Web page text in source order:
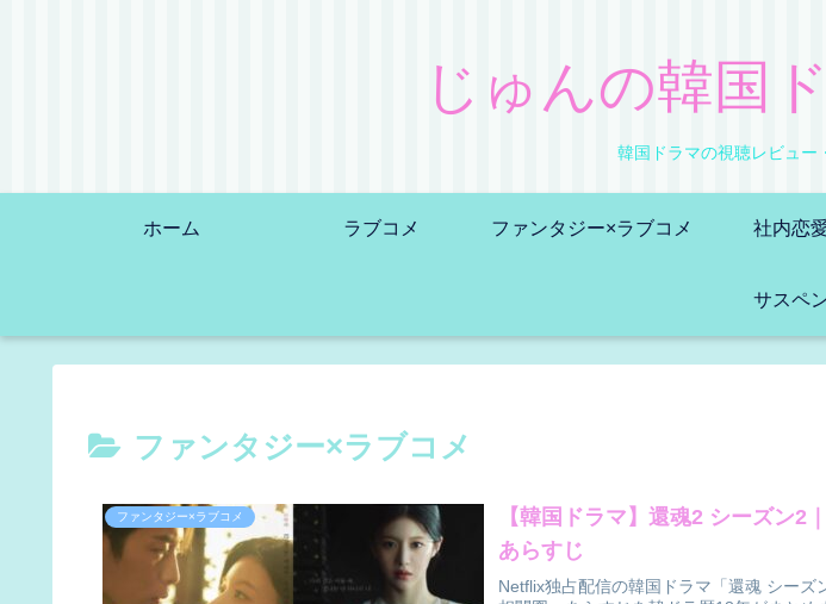
じゅんの韓国
韓国ドラマの視聴レビュー
ホーム ラブコメ ファンタジー×ラブコメ 社内恋
サスペ
ファンタジー×ラブコメ
ファンタジー×ラブコメ
【韓国ドラマ】還魂2 シーズン2
あらすじ
Netflix独占配信の韓国ドラマ「還魂 シーズ